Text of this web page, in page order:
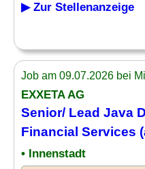
▶ Zur Stellenanzeige
Job am 09.07.2026 bei
EXXETA AG
Senior/ Lead Java
Financial Services
• Innenstadt